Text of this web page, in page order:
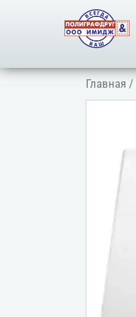
Главная /